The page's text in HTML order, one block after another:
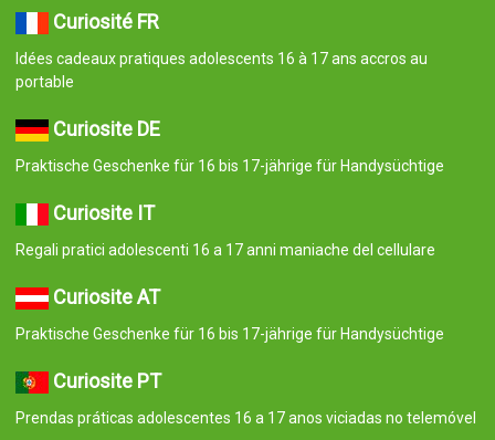
Curiosité FR
Idées cadeaux pratiques adolescents 16 à 17 ans accros au
portable
Curiosite DE
Praktische Geschenke für 16 bis 17-jährige für Handysüchtige
Curiosite IT
Regali pratici adolescenti 16 a 17 anni maniache del cellulare
Curiosite AT
Praktische Geschenke für 16 bis 17-jährige für Handysüchtige
Curiosite PT
Prendas práticas adolescentes 16 a 17 anos viciadas no telemóvel